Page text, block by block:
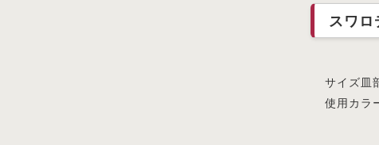
スワ
サイズ皿
使用カラ